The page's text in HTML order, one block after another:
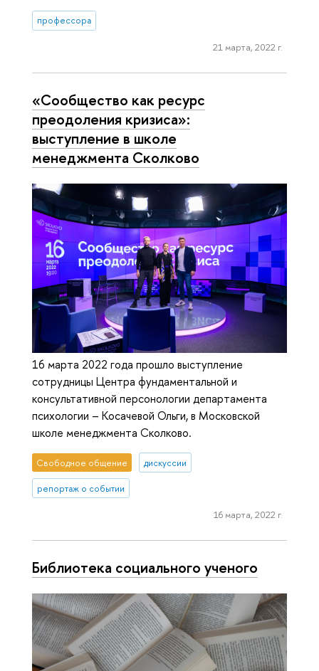
профессора
21 марта, 2022 г.
«Сообщество как ресурс
преодоления кризиса»:
выступление в школе
менеджмента Сколково
16 марта 2022 года прошло выступление
сотрудницы Центра фундаментальной и
консультативной персонологии департамента
психологии – Косачевой Ольги, в Московской
школе менеджмента Сколково.
Свободное общение дискуссии
репортаж о событии
16 марта, 2022 г.
Библиотека социального ученого